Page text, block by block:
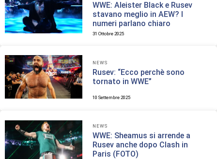
WWE: Aleister Black e Rusev
stavano meglio in AEW? I
numeri parlano chiaro
31 Ottobre 2025
NEWS
Rusev: “Ecco perchè sono
tornato in WWE”
10 Settembre 2025
NEWS
WWE: Sheamus si arrende a
Rusev anche dopo Clash in
Paris (FOTO)